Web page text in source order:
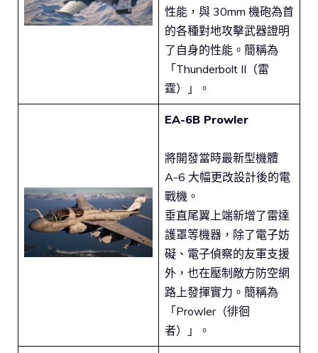
性能，與 30mm 機砲為首
的各種對地攻擊武器證明
了自身的性能。簡稱為
「Thunderbolt II（雷
霆）」。
EA-6B Prowler
將開發當時最新型機體
A-6 大幅更改設計後的電
戰機。
垂直尾翼上端新增了雷達
護罩等機器，除了電子妨
礙、電子偵察的友軍支援
外，也在壓制敵方防空網
路上發揮實力。簡稱為
「Prowler（徘徊
者）」。